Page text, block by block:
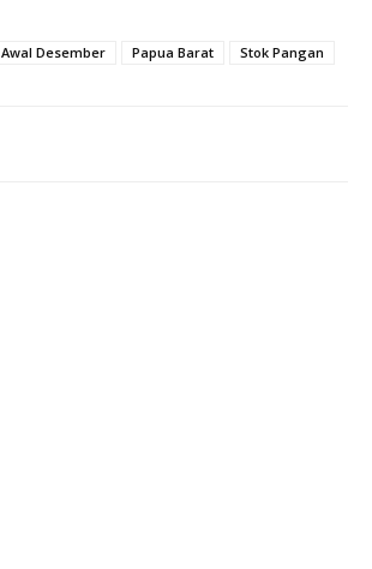
Awal Desember Papua Barat Stok Pangan